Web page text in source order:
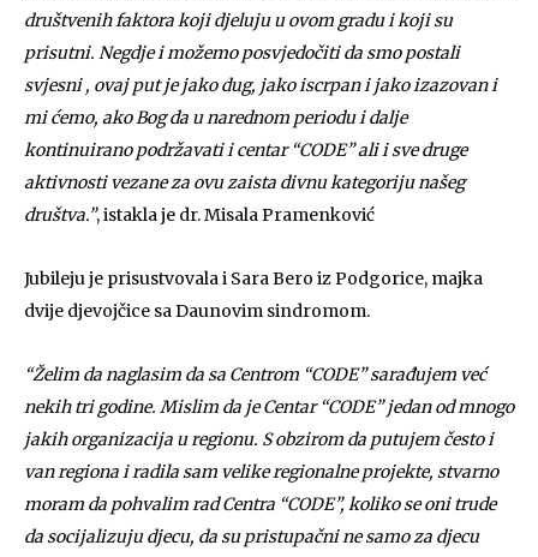
društvenih faktora koji djeluju u ovom gradu i koji su
prisutni. Negdje i možemo posvjedočiti da smo postali
svjesni , ovaj put je jako dug, jako iscrpan i jako izazovan i
mi ćemo, ako Bog da u narednom periodu i dalje
kontinuirano podržavati i centar “CODE” ali i sve druge
aktivnosti vezane za ovu zaista divnu kategoriju našeg
društva.”, istakla je dr. Misala Pramenković
Jubileju je prisustvovala i Sara Bero iz Podgorice, majka
dvije djevojčice sa Daunovim sindromom.
“Želim da naglasim da sa Centrom “CODE” sarađujem već
nekih tri godine. Mislim da je Centar “CODE” jedan od mnogo
jakih organizacija u regionu. S obzirom da putujem često i
van regiona i radila sam velike regionalne projekte, stvarno
moram da pohvalim rad Centra “CODE”, koliko se oni trude
da socijalizuju djecu, da su pristupačni ne samo za djecu